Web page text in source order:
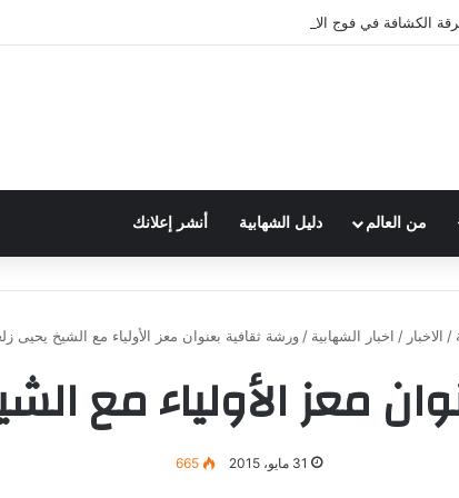
الكشافة في فوج الامام الصادق (ع)
من العالم دليل الشهابية أنشر إعلانك
/ الاخبار / اخبار الشهابية / ورشة ثقافية بعنوان معز الأولياء مع الشيخ يحيى
معز الأولياء مع
31 مايو، 2015 665